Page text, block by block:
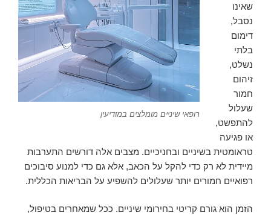
רופאי שיניים מומלצים במודיעין
שאינו
נסבל,
דימום
בלתי
נשלט,
זיהום
חמור
שעלול
להתפשט,
או פגיעה
טראומטית בשיניים ובחניכיים. מצבים אלה דורשים התערבות
מיידית לא רק כדי להקל על הכאב, אלא גם כדי למנוע סיבוכים
רפואיים חמורים יותר שעלולים להשפיע על הבריאות הכללית.
הזמן הוא גורם קריטי בחירומי שיניים. ככל שמאחרים בטיפול,